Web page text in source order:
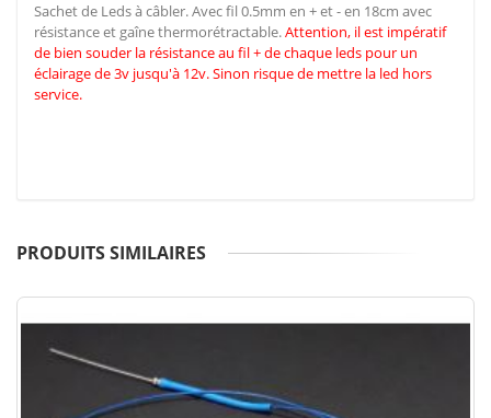
Sachet de Leds à câbler. Avec fil 0.5mm en + et - en 18cm avec
résistance et gaîne thermorétractable.Attention, il est impératif
de bien souder la résistance au fil + de chaque leds pour un
éclairage de 3v jusqu'à 12v. Sinon risque de mettre la led hors
service.
PRODUITS SIMILAIRES